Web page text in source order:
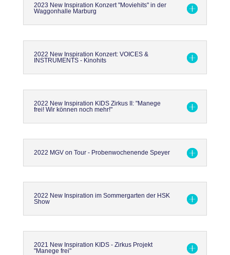
2023 New Inspiration Konzert "Moviehits" in der
Waggonhalle Marburg
2022 New Inspiration Konzert: VOICES &
INSTRUMENTS - Kinohits
2022 New Inspiration KIDS Zirkus II: "Manege
frei! Wir können noch mehr!"
2022 MGV on Tour - Probenwochenende Speyer
2022 New Inspiration im Sommergarten der HSK
Show
2021 New Inspiration KIDS - Zirkus Projekt
"Manege frei"